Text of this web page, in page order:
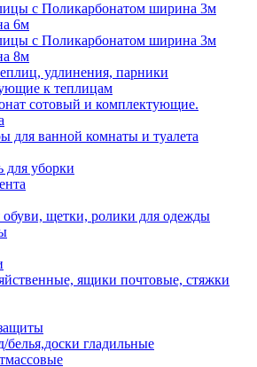
с Поликарбонатом ширина 3м
6м
с Поликарбонатом ширина 3м
8м
удлинения, парники
к теплицам
сотовый и комплектующие.
для ванной комнаты и туалета
для уборки
обуви, щетки, ролики для одежды
ящики почтовые, стяжки
гладильные